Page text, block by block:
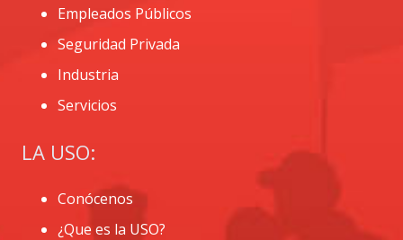
Empleados Públicos
Seguridad Privada
Industria
Servicios
LA USO:
Conócenos
¿Que es la USO?